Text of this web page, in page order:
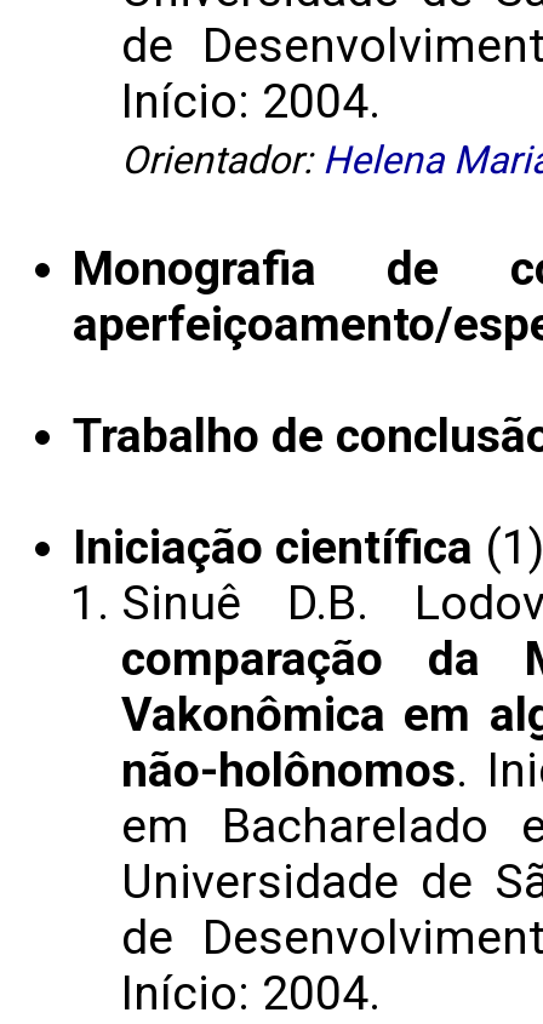
de
Início: 2004.
Orientador: Helena
Monografia de
aperfeiçoamento/
Trabalho de
Iniciação científica (1)
Sinuê D.B.
comparação da
Vakonômica em
não-holônomos.
em Bacharelado
Universidade de
de
Início: 2004.